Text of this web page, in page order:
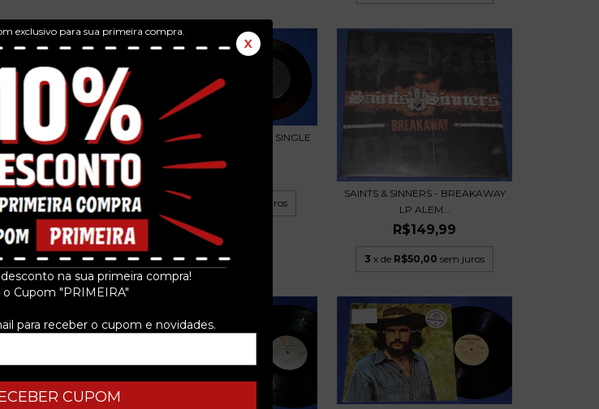
exclusivo para sua primeira compra.
X
na sua primeira compra!
o Cupom "PRIMEIRA"
para receber o cupom e novidades.
CUPOM
OI! - UN SOLO CREW
- LP 2005 CH...
R$186,99
R$62,33 sem juros
SAINT ALVIA - JONXER - 7 SINGLE
R$42,49
x de sem juros
SAINTS & SINNERS - BREAKAWAY
LP ALEM...
R$149,99
3 x de R$50,00 sem juros